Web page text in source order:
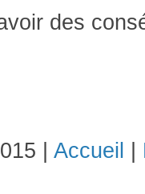
des
| Accueil